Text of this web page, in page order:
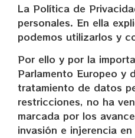
La Política de
personales. En ella
podemos utilizarlos y
Por ello y por la
Parlamento Europeo y
tratamiento de datos
restricciones, no ha
marcada por los
invasión e injerencia